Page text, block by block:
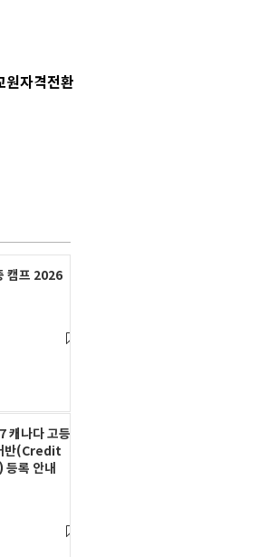
캠프 2026
캐나다 고등
반(Credit
록 안내
원자격전환